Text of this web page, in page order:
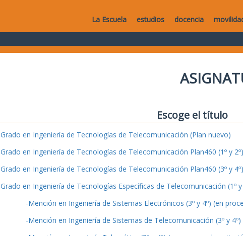
La Escuela estudios docencia
Escoge el título
Grado en Ingeniería de Tecnologías de Telecomunicación (Plan nuevo)
Grado en Ingeniería de Tecnologías de Telecomunicación Plan460 (1º y
Grado en Ingeniería de Tecnologías de Telecomunicación Plan460 (3º y
Grado en Ingeniería de Tecnologías Específicas de Telecomunicación (1º
-Mención en Ingeniería de Sistemas Electrónicos (3º y 4º) (en
-Mención en Ingeniería de Sistemas de Telecomunicación (3º y